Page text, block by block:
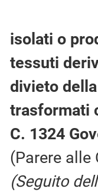
isolati o
tessuti
divieto
trasformati
C. 1324
(Parere alle
(Seguito